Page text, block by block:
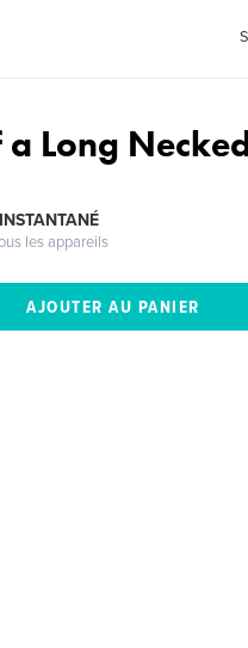
Long
les appareils